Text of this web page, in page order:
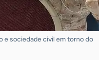
e sociedade civil em torno do